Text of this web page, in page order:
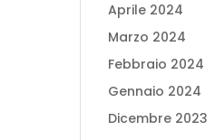
Aprile 2024
Marzo 2024
Febbraio 2024
Gennaio 2024
Dicembre 2023